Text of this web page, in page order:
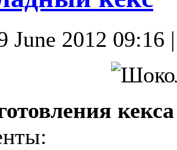
June 2012
кекса